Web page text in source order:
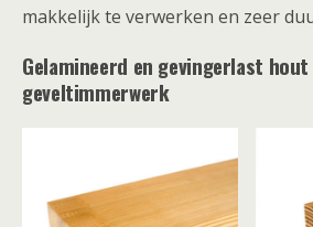
makkelijk te verwerken en zeer
Gelamineerd en gevingerlast
geveltimmerwerk